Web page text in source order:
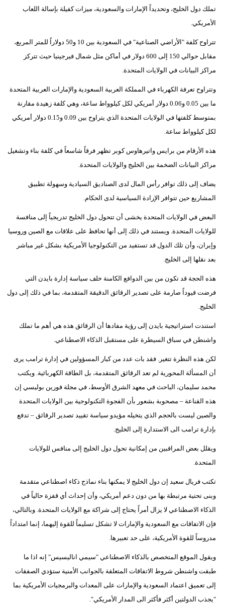
تملك دول الخليج، وتحديداً الإمارات والسعودية، ميزات كفيلة بإسالة اللعاب
الأمريكي.
تتراوح كلفة "الأراضي الصناعية" في السعودية بين 10 و50 دولاراً للمتر المربع،
مقابل حوالي 150 إلى 600 دولار في أماكن مثل شمال فيرجينيا حيث تتركز
مراكز البيانات في الولايات المتحدة.
وتتراوح تعرفة الكهرباء في المملكة العربية السعودية والإمارات العربية المتحدة
ما بين 0.05 و0.06 دولار أمريكي لكل كيلوواط ساعة، وهي كلفة زهيدة مقارنة
بمتوسط كلفتها في الولايات المتحدة الذي يتراوح بين 0.09 و0.15 دولار أمريكي
لكل كيلوواط ساعة.
هذه الأرقام من برايس واتيرهاوس كوبر تظهر فرقاً شاسعاً في كلفة بناء وتشغيل
مراكز البيانات الضخمة بين الخليج والولايات المتحدة.
يضاف إلى ذلك توافر رأس المال لدى الصناديق السيادية وسهولة تطبيق
المشاريع حين تتوافر الإرادة السياسية لدى الحكام.
البعض في الولايات المتحدة يخشى أن تتحول دول الخليج تدريجياً إلى منافسة
للولايات المتحدة. ويستند في ذلك إلى أنها تحافظ على علاقات مع الصين وروسيا
وإيران، وأن تلك الدول قد تستفيد من التكنولوجيا الأمريكية بشكل غير مباشر
بعد نقلها إلى الخليج.
هذه الحجة قد تكون من بين الدوافع الكامنة خلف سياسة إدارة بايدن التي
فرضت قيوداً صارمة على تصدير الرقائق الدقيقة المتقدمة، بما في ذلك إلى دول
الخليج.
استندت استراتيجية بايدن إلى رؤية مفادها أن الرقائق هذه هي أهم ما تملك
واشنطن في سباق السيطرة على مستقبل الذكاء الاصطناعي.
لكن هذه النظرة تتغير. فقد بات عدد من كبار المسؤولين في إدارة ترامب يرى
أن المسألة المحورية لم تعد الرقائق المتقدمة، بل الطاقة الكهربائية. ويكتب
محمد سليمان، الباحث في معهد الشرق الأوسط، في مجلة فورين بوليسي إن
هذه القناعة – مصحوبة بشعور بأن الفجوة التكنولوجية بين الولايات المتحدة
والصين ليست بالحجم الذي يتخيله مؤيدو سياسة تقييد تصدير الرقائق – تدفع
بإدارة ترامب الى الاستدارة إلى الخليج.
ويقلل بعض المراقبين من إمكانية تحول دول الخليج إلى منافس للولايات
المتحدة.
تكتب فريال سعيد إن دول الخليج لا يمكنها بناء نماذج ذكاء اصطناعي متقدمة
وبنى تحتية مرتبطة بها من دون دعم أمريكي، وأن إحداث أي قفزة حالياً في
الذكاء الاصطناعي لا يزال أمراً يحتاج إلى شراكة مع الولايات المتحدة. وبالتالي،
فإن الاتفاقات مع السعودية والإمارات لا تشكل تسليماً للقوة إليهما، إنما امتداداً
مدروساً للقوة الأمريكية، على حد تعبيرها.
ويقول الموقع المتخصص بالذكاء الاصطناعي "سيمي اناليسيس" إنه اذا ما
طبقت واشنطن شروط الاتفاقات المتعلقة بالجوانب الأمنية ستؤدي الصفقات
إلى تعميق اعتماد السعودية والإمارات على المعدات والبرمجيات الأمريكية بما
"يجذب الدولتين أكثر فأكثر الى المدار الأمريكي".